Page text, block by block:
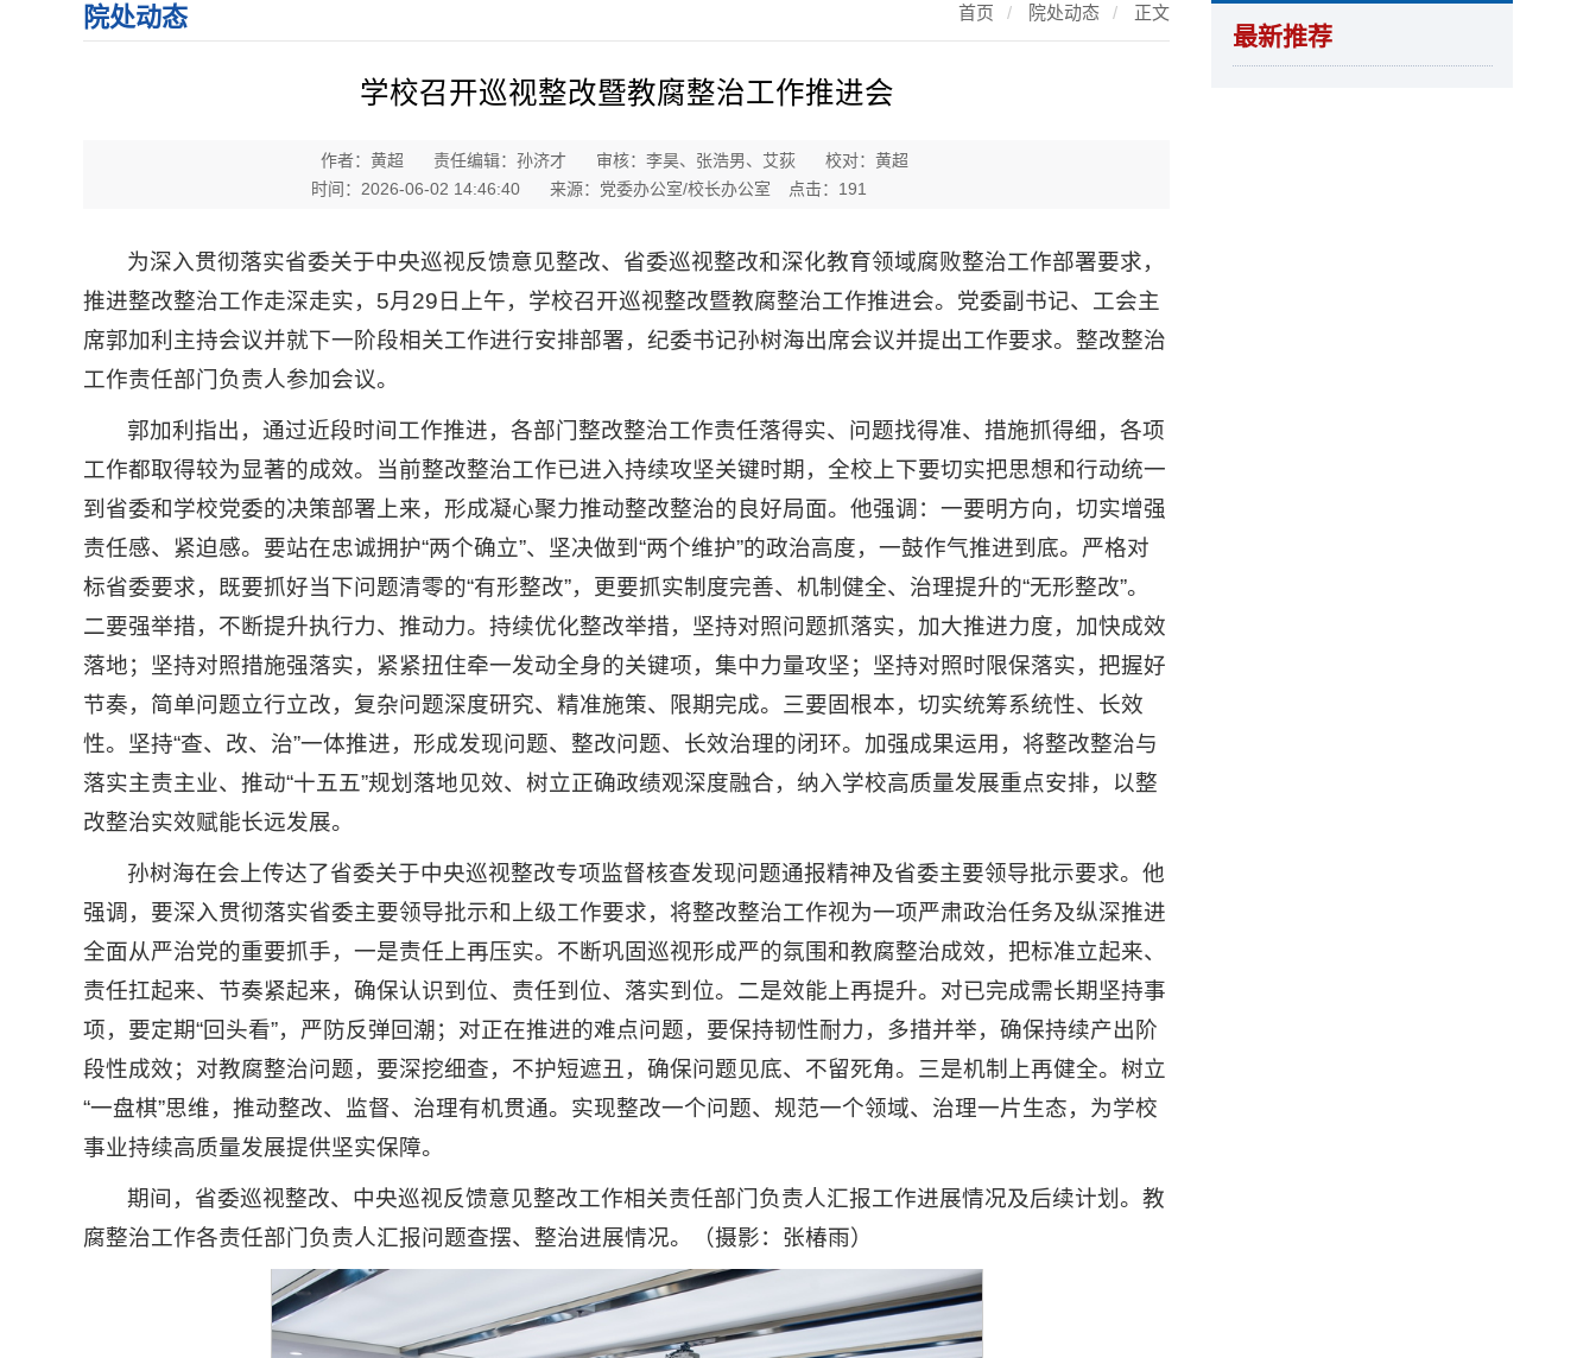
院处动态 首页 / 院处动态 / 正文
学校召开巡视整改暨教腐整治工作推进会
作者：黄超 责任编辑：孙济才 审核：李昊、张浩男、艾荻
校对：黄超
时间：2026-06-02 14:46:40
来源：党委办公室/校长办公室 点击： 191
为深入贯彻落实省委关于中央巡视反馈意见整改、省委巡视整改和深化教育领域腐败整治工作部署要求，
推进整改整治工作走深走实，5月29日上午，学校召开巡视整改暨教腐整治工作推进会。党委副书记、工会主
席郭加利主持会议并就下一阶段相关工作进行安排部署，纪委书记孙树海出席会议并提出工作要求。整改整治
工作责任部门负责人参加会议。
郭加利指出，通过近段时间工作推进，各部门整改整治工作责任落得实、问题找得准、措施抓得细，各项
工作都取得较为显著的成效。当前整改整治工作已进入持续攻坚关键时期，全校上下要切实把思想和行动统一
到省委和学校党委的决策部署上来，形成凝心聚力推动整改整治的良好局面。他强调：一要明方向，切实增强
责任感、紧迫感。要站在忠诚拥护“两个确立”、坚决做到“两个维护”的政治高度，一鼓作气推进到底。严格对
标省委要求，既要抓好当下问题清零的“有形整改”，更要抓实制度完善、机制健全、治理提升的“无形整改”。
二要强举措，不断提升执行力、推动力。持续优化整改举措，坚持对照问题抓落实，加大推进力度，加快成效
落地；坚持对照措施强落实，紧紧扭住牵一发动全身的关键项，集中力量攻坚；坚持对照时限保落实，把握好
节奏，简单问题立行立改，复杂问题深度研究、精准施策、限期完成。三要固根本，切实统筹系统性、长效
性。坚持“查、改、治”一体推进，形成发现问题、整改问题、长效治理的闭环。加强成果运用，将整改整治与
落实主责主业、推动“十五五”规划落地见效、树立正确政绩观深度融合，纳入学校高质量发展重点安排，以整
改整治实效赋能长远发展。
孙树海在会上传达了省委关于中央巡视整改专项监督核查发现问题通报精神及省委主要领导批示要求。他
强调，要深入贯彻落实省委主要领导批示和上级工作要求，将整改整治工作视为一项严肃政治任务及纵深推进
全面从严治党的重要抓手，一是责任上再压实。不断巩固巡视形成严的氛围和教腐整治成效，把标准立起来、
责任扛起来、节奏紧起来，确保认识到位、责任到位、落实到位。二是效能上再提升。对已完成需长期坚持事
项，要定期“回头看”，严防反弹回潮；对正在推进的难点问题，要保持韧性耐力，多措并举，确保持续产出阶
段性成效；对教腐整治问题，要深挖细查，不护短遮丑，确保问题见底、不留死角。三是机制上再健全。树立
“一盘棋”思维，推动整改、监督、治理有机贯通。实现整改一个问题、规范一个领域、治理一片生态，为学校
事业持续高质量发展提供坚实保障。
期间，省委巡视整改、中央巡视反馈意见整改工作相关责任部门负责人汇报工作进展情况及后续计划。教
腐整治工作各责任部门负责人汇报问题查摆、整治进展情况。（摄影：张椿雨）
最新推荐